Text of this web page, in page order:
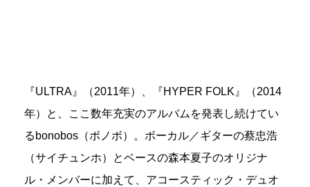
『ULTRA』（2011年）、『HYPER FOLK』（2014
年）と、ここ数年充実のアルバムを発表し続けてい
るbonobos（ボノボ）。ボーカル／ギターの蔡忠浩
（サイチュンホ）とベースの森本夏子のオリジナ
ル・メンバーに加えて、アコースティック・デュオ